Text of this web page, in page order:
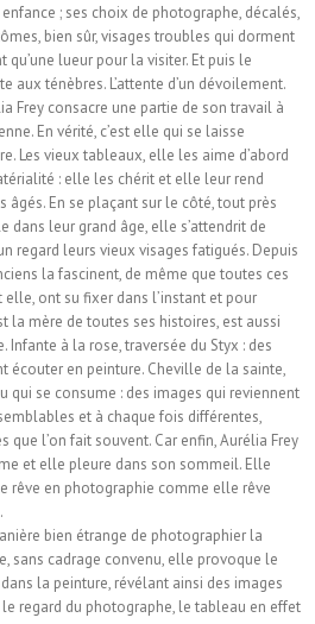
; ses choix de photographe, décalés,
bien sûr, visages troubles qui dorment
qu’une lueur pour la visiter. Et puis le
aux ténèbres. L’attente d’un dévoilement.
Frey consacre une partie de son travail à
En vérité, c’est elle qui se laisse
Les vieux tableaux, elle les aime d’abord
: elle les chérit et elle leur rend
âgés. En se plaçant sur le côté, tout près
dans leur grand âge, elle s’attendrit de
regard leurs vieux visages fatigués. Depuis
la fascinent, de même que toutes ces
elle, ont su fixer dans l’instant et pour
la mère de toutes ses histoires, est aussi
à la rose, traversée du Styx : des
écouter en peinture. Cheville de la sainte,
qui se consume : des images qui reviennent
et à chaque fois différentes,
que l’on fait souvent. Car enfin, Aurélia Frey
et elle pleure dans son sommeil. Elle
rêve en photographie comme elle rêve
bien étrange de photographier la
sans cadrage convenu, elle provoque le
la peinture, révélant ainsi des images
regard du photographe, le tableau en effet